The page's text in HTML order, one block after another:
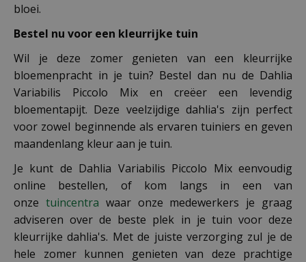
bloei.
Bestel nu voor een kleurrijke tuin
Wil je deze zomer genieten van een kleurrijke
bloemenpracht in je tuin? Bestel dan nu de Dahlia
Variabilis Piccolo Mix en creëer een levendig
bloementapijt. Deze veelzijdige dahlia's zijn perfect
voor zowel beginnende als ervaren tuiniers en geven
maandenlang kleur aan je tuin.
Je kunt de Dahlia Variabilis Piccolo Mix eenvoudig
online bestellen, of kom langs in een van
onze tuincentra waar onze medewerkers je graag
adviseren over de beste plek in je tuin voor deze
kleurrijke dahlia's. Met de juiste verzorging zul je de
hele zomer kunnen genieten van deze prachtige